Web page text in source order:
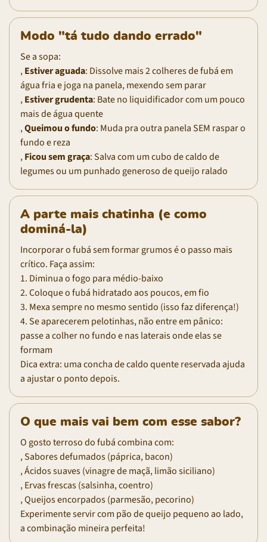
Modo "tá tudo dando errado"
Se a sopa:
,Estiver aguada: Dissolve mais 2 colheres de fubá em
água fria e joga na panela, mexendo sem parar
,Estiver grudenta: Bate no liquidificador com um pouco
mais de água quente
,Queimou o fundo: Muda pra outra panela SEM raspar o
fundo e reza
,Ficou sem graça: Salva com um cubo de caldo de
legumes ou um punhado generoso de queijo ralado
A parte mais chatinha (e como
dominá-la)
Incorporar o fubá sem formar grumos é o passo mais
crítico. Faça assim:
1. Diminua o fogo para médio-baixo
2. Coloque o fubá hidratado aos poucos, em fio
3. Mexa sempre no mesmo sentido (isso faz diferença!)
4. Se aparecerem pelotinhas, não entre em pânico:
passe a colher no fundo e nas laterais onde elas se
formam
Dica extra: uma concha de caldo quente reservada ajuda
a ajustar o ponto depois.
O que mais vai bem com esse sabor?
O gosto terroso do fubá combina com:
, Sabores defumados (páprica, bacon)
, Ácidos suaves (vinagre de maçã, limão siciliano)
, Ervas frescas (salsinha, coentro)
, Queijos encorpados (parmesão, pecorino)
Experimente servir com pão de queijo pequeno ao lado,
a combinação mineira perfeita!